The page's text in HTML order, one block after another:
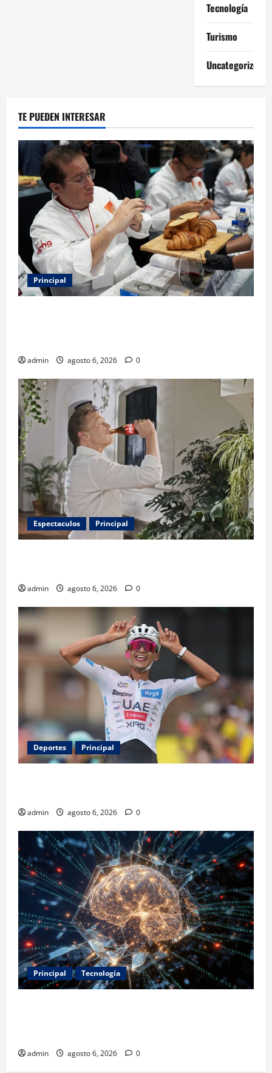
Tecnología
Turismo
Uncategorized
TE PUEDEN INTERESAR
Principal
admin agosto 6, 2026 0
Espectaculos Principal
admin agosto 6, 2026 0
Deportes Principal
admin agosto 6, 2026 0
Principal Tecnología
admin agosto 6, 2026 0